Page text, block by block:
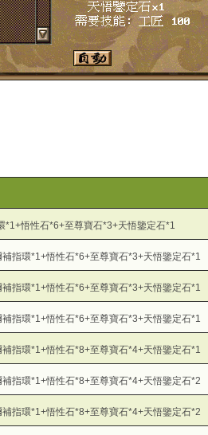
*1+悟性石*6+至尊寶石*3+天悟鑒定石*1
指環*1+悟性石*6+至尊寶石*3+天悟鑒定石*1
指環*1+悟性石*6+至尊寶石*3+天悟鑒定石*1
指環*1+悟性石*6+至尊寶石*3+天悟鑒定石*1
指環*1+悟性石*8+至尊寶石*4+天悟鑒定石*1
指環*1+悟性石*8+至尊寶石*4+天悟鑒定石*2
指環*1+悟性石*8+至尊寶石*4+天悟鑒定石*2